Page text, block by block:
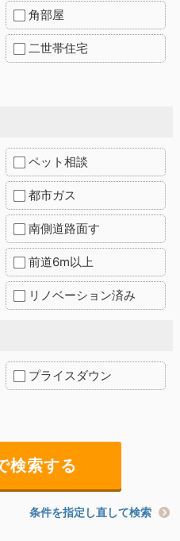
角部屋
二世帯住宅
ペット相談
都市ガス
南側道路面す
前道6m以上
リノベーション済み
プライスダウン
条件を指定し直して検索